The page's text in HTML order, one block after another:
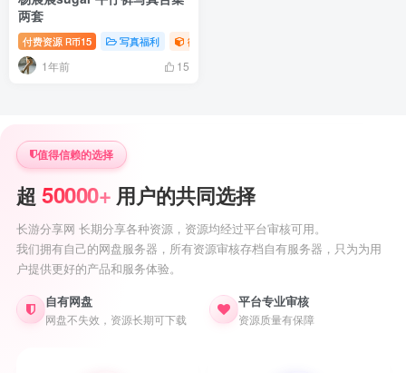
两套
付费资源 R币15 写真福利 御姐写真照片专题
1年前 15
值得信赖的选择
超50000+ 用户的共同选择
长游分享网 长期分享各种资源，资源均经过平台审核可用。
我们拥有自己的网盘服务器，所有资源审核存档自有服务器，只为为用
户提供更好的产品和服务体验。
自有网盘
网盘不失效，资源长期可下载
平台专业审核
资源质量有保障